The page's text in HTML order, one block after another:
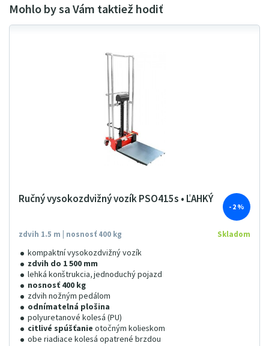
Ručný vysokozdvižný vozík PSO415s • ĽAHKÝ
zdvih 1.5 m | nosnosť 400 kg
kompaktní vysokozdvižný vozík
zdvih do 1 500 mm
lehká konštrukcia, jednoduchý pojazd
nosnosť 400 kg
zdvih nožným pedálom
odnímatelná plošina
polyuretanové kolesá (PU)
citlivé spúšťanie otočným kolieskom
obe riadiace kolesá opatrené brzdou
- 2 %
Skladom